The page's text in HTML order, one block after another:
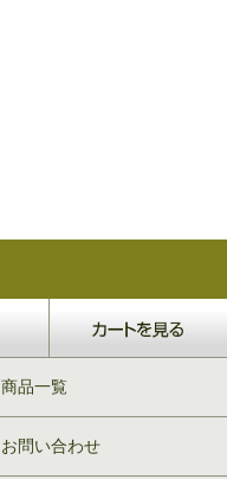
商品一覧
お問い合わせ